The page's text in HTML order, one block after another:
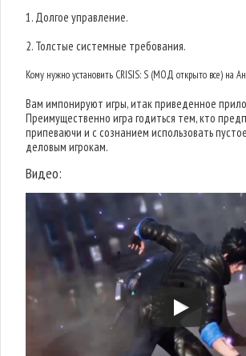
1. Долгое управление.
2. Толстые системные требования.
Кому нужно установить CRISIS: S (МОД открыто все) на
Вам импонируют игры, итак приведенное
Преимущественно игра годиться тем, кто
припеваючи и с сознанием использовать
деловым игрокам.
Видео: